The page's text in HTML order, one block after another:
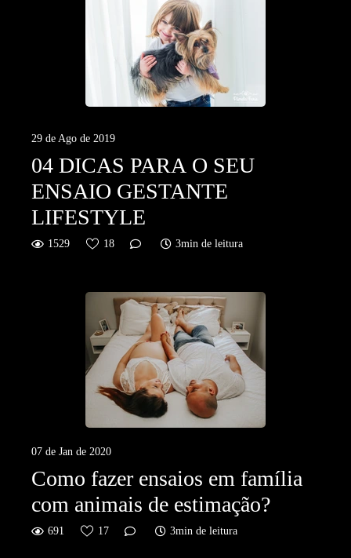
29 de Ago de 2019
04 DICAS PARA O SEU
ENSAIO GESTANTE
LIFESTYLE
1529 18 3min de leitura
07 de Jan de 2020
Como fazer ensaios em família
com animais de estimação?
691 17 3min de leitura